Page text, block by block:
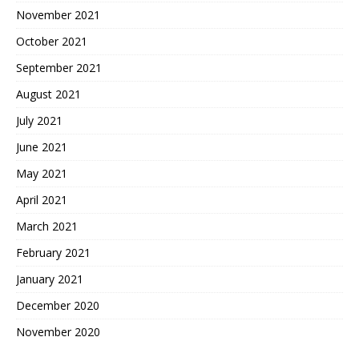
November 2021
October 2021
September 2021
August 2021
July 2021
June 2021
May 2021
April 2021
March 2021
February 2021
January 2021
December 2020
November 2020